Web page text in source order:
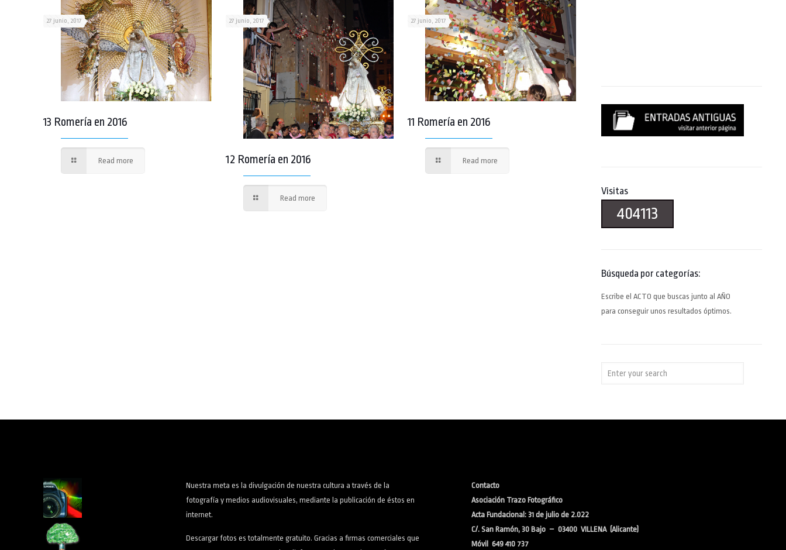
27 junio, 2017
13 Romería en 2016
Read more
27 junio, 2017
12 Romería en 2016
Read more
27 junio, 2017
11 Romería en 2016
Read more
Visitas
404113
Búsqueda por categorías:
Escribe el ACTO que buscas junto al AÑO
para conseguir unos resultados óptimos.
Nuestra meta es la divulgación de nuestra cultura a través de la
fotografía y medios audiovisuales, mediante la publicación de éstos en
internet.
Descargar fotos es totalmente gratuito. Gracias a firmas comerciales que
Contacto
Asociación Trazo Fotográfico
Acta Fundacional: 31 de julio de 2.022
C/. San Ramón, 30 Bajo – 03400 VILLENA (Alicante)
Móvil 649 410 737